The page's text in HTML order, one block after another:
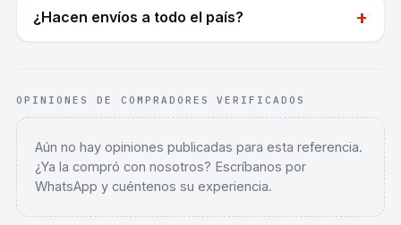
¿Hacen envíos a todo el país? +
OPINIONES DE COMPRADORES VERIFICADOS
Aún no hay opiniones publicadas para esta referencia.
¿Ya la compró con nosotros? Escríbanos por
WhatsApp y cuéntenos su experiencia.